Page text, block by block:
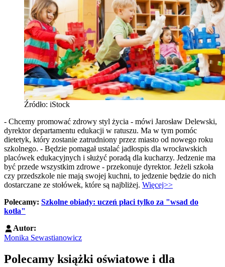
Źródło: iStock
- Chcemy promować zdrowy styl życia - mówi Jarosław Delewski,
dyrektor departamentu edukacji w ratuszu. Ma w tym pomóc
dietetyk, który zostanie zatrudniony przez miasto od nowego roku
szkolnego. - Będzie pomagał ustalać jadłospis dla wrocławskich
placówek edukacyjnych i służyć poradą dla kucharzy. Jedzenie ma
być przede wszystkim zdrowe - przekonuje dyrektor. Jeżeli szkoła
czy przedszkole nie mają swojej kuchni, to jedzenie będzie do nich
dostarczane ze stołówek, które są najbliżej. Więcej>>
Polecamy: Szkolne obiady: uczeń płaci tylko za "wsad do
kotła"
Autor:
Monika Sewastianowicz
Polecamy książki oświatowe i dla